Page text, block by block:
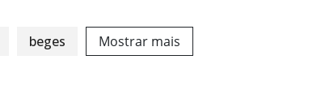
beges Mostrar mais